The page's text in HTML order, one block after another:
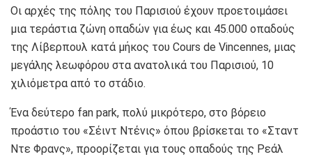
Οι αρχές της πόλης του Παρισιού έχουν προετοιμάσει
μια τεράστια ζώνη οπαδών για έως και 45.000 οπαδούς
της Λίβερπουλ κατά μήκος του Cours de Vincennes, μιας
μεγάλης λεωφόρου στα ανατολικά του Παρισιού, 10
χιλιόμετρα από το στάδιο.
Ένα δεύτερο fan park, πολύ μικρότερο, στο βόρειο
προάστιο του «Σέιντ Ντένις» όπου βρίσκεται το «Σταντ
Ντε Φρανς», προορίζεται για τους οπαδούς της Ρεάλ